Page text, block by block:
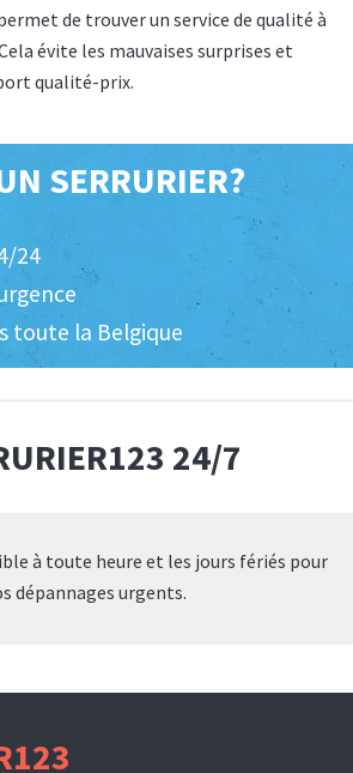
de trouver un service de qualité à
évite les mauvaises surprises et
qualité-prix.
SERRURIER?
24
toute la Belgique
24/7
à toute heure et les jours fériés pour
dépannages urgents.